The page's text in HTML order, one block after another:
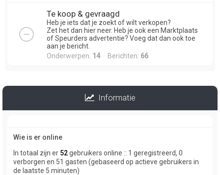
Te koop & gevraagd
Heb je iets dat je zoekt of wilt verkopen?
Zet het dan hier neer. Heb je ook een Marktplaats
of Speurders advertentie? Voeg dat dan ook toe
aan je bericht.
Onderwerpen: 14Berichten: 66
Informatie
Wie is er online
In totaal zijn er 52gebruikers online :: 1 geregistreerd, 0
verborgen en 51 gasten (gebaseerd op actieve gebruikers in
de laatste 5 minuten)